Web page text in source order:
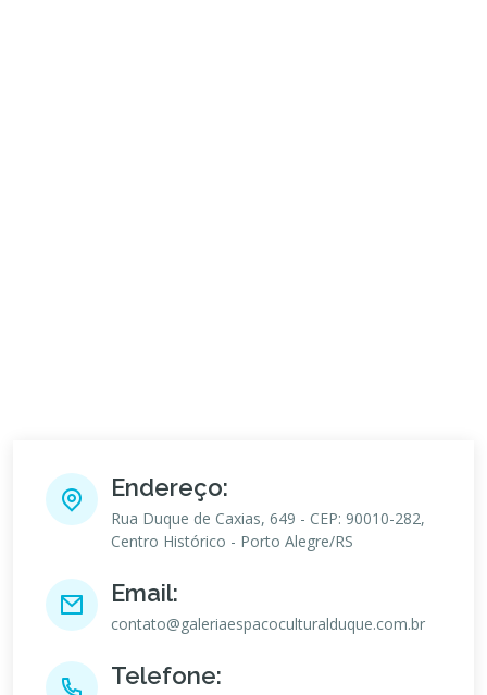
Endereço:
Rua Duque de Caxias, 649 - CEP: 90010-282,
Centro Histórico - Porto Alegre/RS
Email:
contato@galeriaespacoculturalduque.com.br
Telefone: